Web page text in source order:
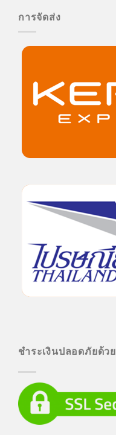
การจัดส่ง
ชำระเงินปลอดภัยด้วย